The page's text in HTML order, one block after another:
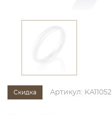
Скидка Артикул: KA11052